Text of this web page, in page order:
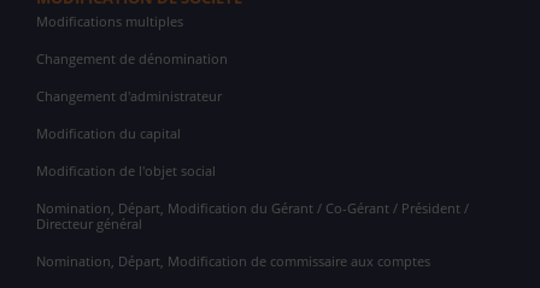
Modifications multiples
Changement de dénomination
Changement d'administrateur
Modification du capital
Modification de l'objet social
Nomination, Départ, Modification du Gérant / Co-Gérant / Président /
Directeur général
Nomination, Départ, Modification de commissaire aux comptes